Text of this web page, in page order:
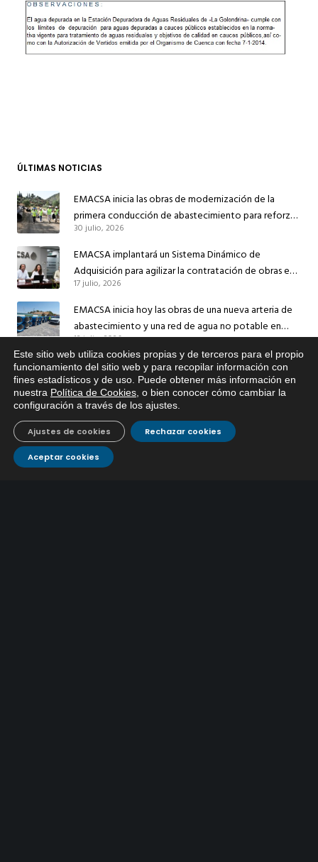
ÚLTIMAS NOTICIAS
EMACSA inicia las obras de modernización de la
primera conducción de abastecimiento para reforzar
el suministro de agua de Córdoba
30 julio, 2026
EMACSA implantará un Sistema Dinámico de
Adquisición para agilizar la contratación de obras en
sus redes e instalaciones
17 julio, 2026
EMACSA inicia hoy las obras de una nueva arteria de
abastecimiento y una red de agua no potable en
Ingeniero Ruiz de Azúa
13 julio, 2026
Caracterización ZA Córdoba Red Quemadas- 1ª Sem
2026
9 julio, 2026
Caracterización ZA Córdoba Red Carrera Caballo-1º
Sem 2026
9 julio, 2026
Este sitio web utiliza cookies propias y de terceros para el propio
funcionamiento del sitio web y para recopilar información con
fines estadísticos y de uso. Puede obtener más información en
nuestra Política de Cookies , o bien conocer cómo cambiar la
configuración a través de los ajustes
Aceptar cookies
Rechazar cookies
Ajustes de cookies
Si tiene cualquier duda sobre
EMACSA, haga click abajo.